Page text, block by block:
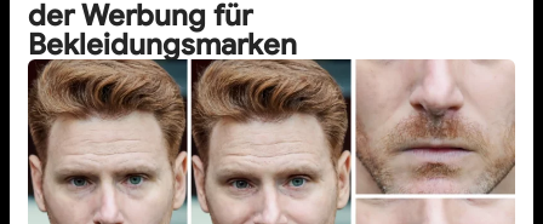
der Werbung für
Bekleidungsmarken